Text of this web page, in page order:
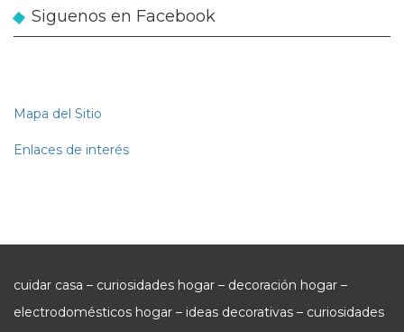
Siguenos en Facebook
Mapa del Sitio
Enlaces de interés
cuidar casa – curiosidades hogar – decoración hogar –
electrodomésticos hogar – ideas decorativas – curiosidades